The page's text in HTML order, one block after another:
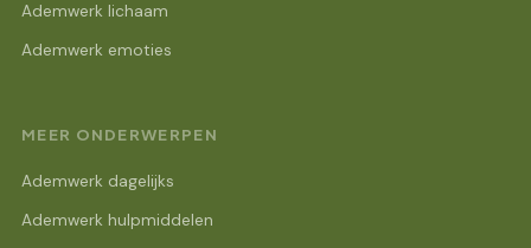
Ademwerk lichaam
Ademwerk emoties
MEER ONDERWERPEN
Ademwerk dagelijks
Ademwerk hulpmiddelen